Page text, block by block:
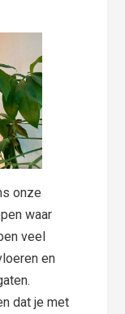
onze
waar
veel
en
dat je met